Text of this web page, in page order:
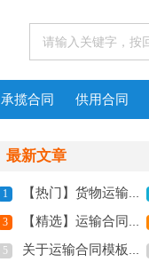
承揽合同 供用合同
最新文章
1 【热门】货物运输合同3篇
3 【精选】运输合同范文锦集5篇
5 关于运输合同模板合集10篇